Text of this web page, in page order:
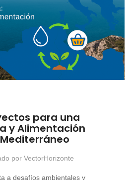
para una
y Alimentación
por VectorHorizonte
a desafíos ambientales y